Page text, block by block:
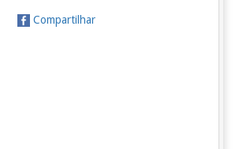
Compartilhar